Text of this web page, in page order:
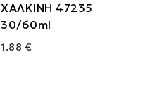
ΧΑΛΚΙΝΗ 47235
30/60ml
1.88 €